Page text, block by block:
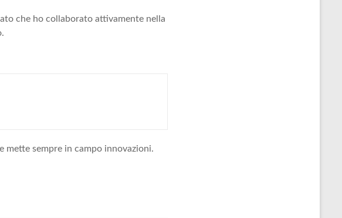
che ho collaborato attivamente nella
mette sempre in campo innovazioni.